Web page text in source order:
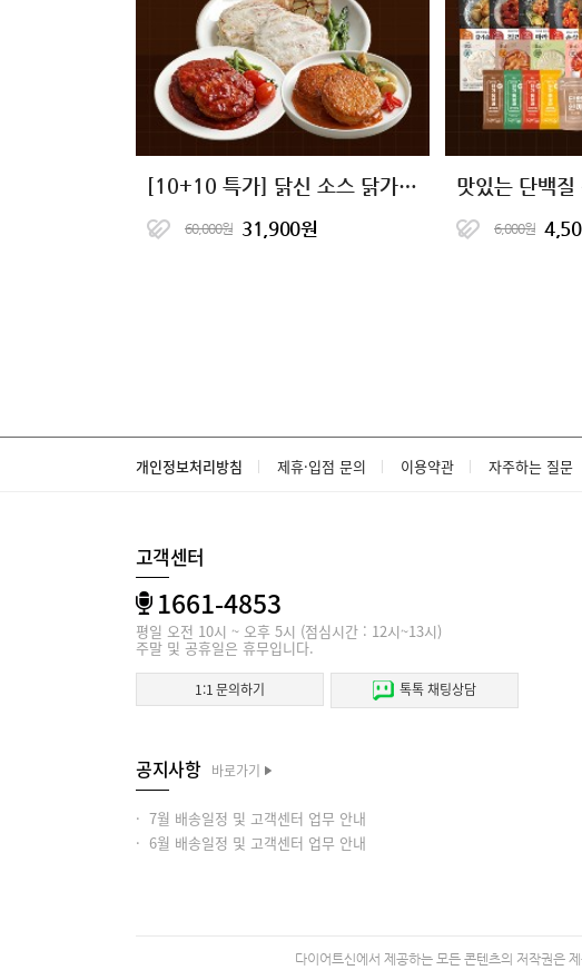
[10+10 특가] 닭신 소스 닭가슴살 스테이크 5종 골라담기
60,000원 31,900원 6,000원
개인정보처리방침 제휴·입점 문의 이용약관 자주하는 질문
고객센터
1661-4853
평일 오전 10시 ~ 오후 5시 (점심시간 : 12시~13시)
주말 및 공휴일은 휴무입니다.
1:1 문의하기 톡톡 채팅상담
공지사항 바로가기
· 7월 배송일정 및 고객센터 업무 안내
· 6월 배송일정 및 고객센터 업무 안내
다이어트신에서 제공하는 모든 콘텐츠의 저작권은